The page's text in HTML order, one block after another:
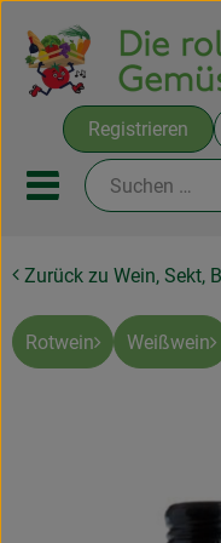
Registrieren
Mobiles
Ökokisten
Rezepte
Zurück zu Wein, Sekt,
Rotwein Weißwein